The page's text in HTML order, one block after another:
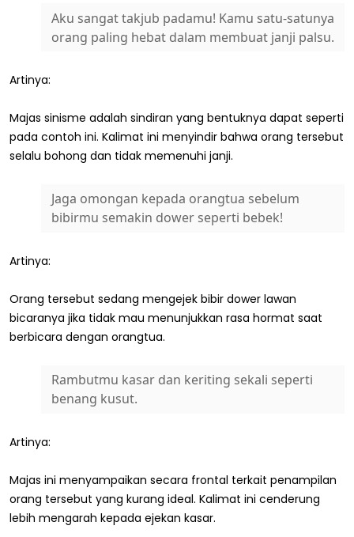
Aku sangat takjub padamu! Kamu satu-satunya
orang paling hebat dalam membuat janji palsu.
Artinya:
Majas sinisme adalah sindiran yang bentuknya dapat seperti
pada contoh ini. Kalimat ini menyindir bahwa orang tersebut
selalu bohong dan tidak memenuhi janji.
Jaga omongan kepada orangtua sebelum
bibirmu semakin dower seperti bebek!
Artinya:
Orang tersebut sedang mengejek bibir dower lawan
bicaranya jika tidak mau menunjukkan rasa hormat saat
berbicara dengan orangtua.
Rambutmu kasar dan keriting sekali seperti
benang kusut.
Artinya:
Majas ini menyampaikan secara frontal terkait penampilan
orang tersebut yang kurang ideal. Kalimat ini cenderung
lebih mengarah kepada ejekan kasar.